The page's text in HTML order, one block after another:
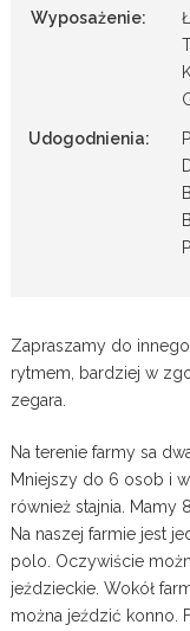
Wyposażenie:
Udogodnienia:
Zapraszamy do
rytmem, bardziej w
zegara.
Na terenie farmy sa
Mniejszy do 6 osob i
również stajnia. Mamy
Na naszej farmie jest
polo. Oczywiście
jeździeckie. Wokół
można jeździć konno.